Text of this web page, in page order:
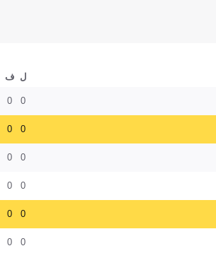
ل ف
0
0
0
0
0
0
0
0
0
0
0
0